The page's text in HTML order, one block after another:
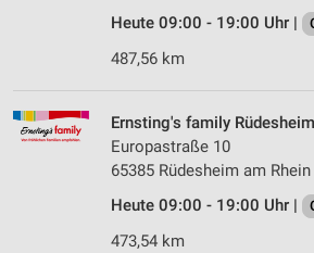
Heute 09:00 - 19:00 Uhr |
487,56 km
Ernsting's family
Europastraße 10
65385 Rüdesheim am Rhein
Heute 09:00 - 19:00 Uhr |
473,54 km